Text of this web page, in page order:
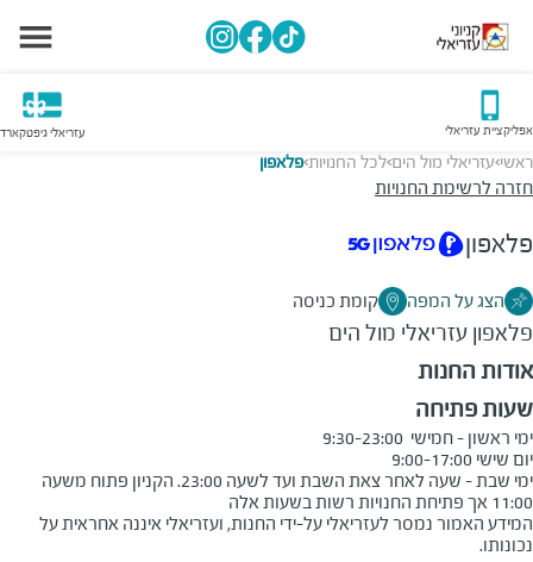
אפליקציית עזריאלי עזריאלי גיפטקארד
ראשי>עזריאלי מול הים>לכל החנויות>פלאפון
חזרה לרשימת החנויות
פלאפון
הצג על המפה קומת כניסה
פלאפון עזריאלי מול הים
אודות החנות
שעות פתיחה
11:00 אך פתיחת החנויות רשות בשעות אלה
המידע האמור נמסר לעזריאלי על-ידי החנות, ועזריאלי איננה אחראית על